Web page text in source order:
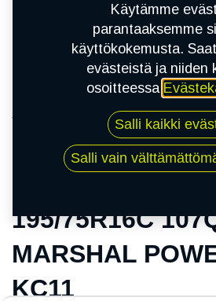
195/75R16C 107Q
195/75R16C
MARSHAL
KC11
Käytämme
parantaaksemme
käyttökokemusta.
evästeistä ja niiden
osoitteessa
Salli kaikki
Salli vain